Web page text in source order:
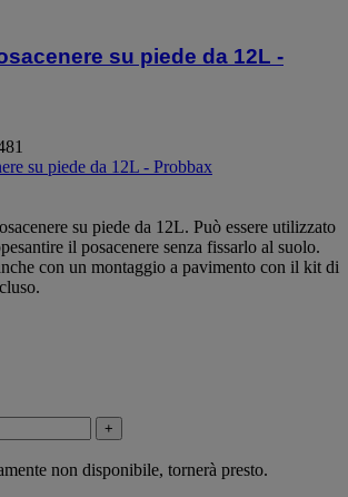
su piede da 12L -
su piede da 12L - Probbax
su piede da 12L. Può essere utilizzato
il posacenere senza fissarlo al suolo.
con un montaggio a pavimento con il kit di
+
non disponibile, tornerà presto.